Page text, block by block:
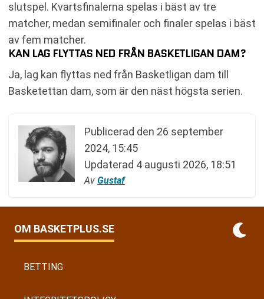
slutspel. Kvartsfinalerna spelas i bäst av tre
matcher, medan semifinaler och finaler spelas i bäst
av fem matcher.
KAN LAG FLYTTAS NED FRÅN BASKETLIGAN DAM?
Ja, lag kan flyttas ned från Basketligan dam till
Basketettan dam, som är den näst högsta serien.
Publicerad den 26 september
2024, 15:45
Updaterad 4 augusti 2026, 18:51
Av Gustaf
OM BASKETPLUS.SE
BETTING